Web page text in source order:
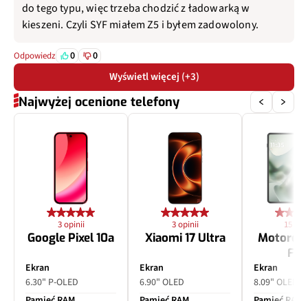
do tego typu, więc trzeba chodzić z ładowarką w
kieszeni. Czyli SYF miałem Z5 i byłem zadowolony.
Odpowiedz 0 0
Wyświetl więcej (+3)
Najwyżej ocenione telefony
3 opinii
Google Pixel 10a
Ekran
6.30" P-OLED
3 opinii
Xiaomi 17 Ultra
Ekran
6.90" OLED
15
Motorola
Ekran
8.09" OLED